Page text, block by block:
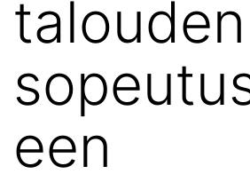
talouden
een